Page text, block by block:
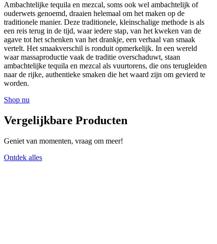
Ambachtelijke tequila en mezcal, soms ook wel ambachtelijk of
ouderwets genoemd, draaien helemaal om het maken op de
traditionele manier. Deze traditionele, kleinschalige methode is als
een reis terug in de tijd, waar iedere stap, van het kweken van de
agave tot het schenken van het drankje, een verhaal van smaak
vertelt. Het smaakverschil is ronduit opmerkelijk. In een wereld
waar massaproductie vaak de traditie overschaduwt, staan
ambachtelijke tequila en mezcal als vuurtorens, die ons terugleiden
naar de rijke, authentieke smaken die het waard zijn om gevierd te
worden.
Shop nu
Vergelijkbare Producten
Geniet van momenten, vraag om meer!
Ontdek alles